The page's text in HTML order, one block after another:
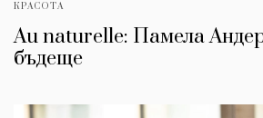
КРАСОТА
Аu naturelle: Памела
бъдеще